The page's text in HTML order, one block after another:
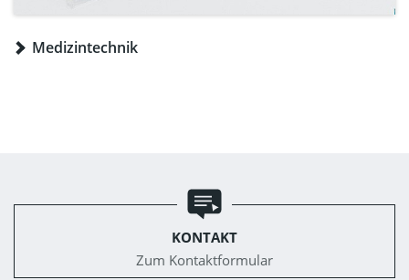
Medizintechnik
KONTAKT
Zum Kontaktformular